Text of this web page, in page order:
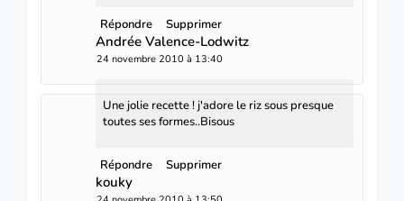
Répondre Supprimer
Andrée Valence-Lodwitz
24 novembre 2010 à 13:40
Une jolie recette ! j'adore le riz sous presque
toutes ses formes..Bisous
Répondre Supprimer
kouky